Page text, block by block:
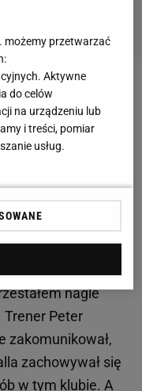
totalna demolka.
Nie wie,
– kontynuował
że jest to
Do tej pory tak
nagle
Peter
zakomunikował,
zachowywał się
w tym klubie. A
możemy przetwarzać
Aktywne
do celów
na urządzeniu lub
i treści, pomiar
usług.